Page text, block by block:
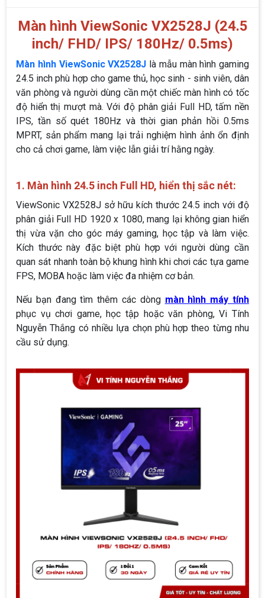
Màn hình ViewSonic VX2528J (24.5
inch/ FHD/ IPS/ 180Hz/ 0.5ms)
Màn hình ViewSonic VX2528J là mẫu màn hình gaming
24.5 inch phù hợp cho game thủ, học sinh - sinh viên, dân
văn phòng và người dùng cần một chiếc màn hình có tốc
độ hiển thị mượt mà. Với độ phân giải Full HD, tấm nền
IPS, tần số quét 180Hz và thời gian phản hồi 0.5ms
MPRT, sản phẩm mang lại trải nghiệm hình ảnh ổn định
cho cả chơi game, làm việc lẫn giải trí hằng ngày.
1. Màn hình 24.5 inch Full HD, hiển thị sắc nét:
ViewSonic VX2528J sở hữu kích thước 24.5 inch với độ
phân giải Full HD 1920 x 1080, mang lại không gian hiển
thị vừa vặn cho góc máy gaming, học tập và làm việc.
Kích thước này đặc biệt phù hợp với người dùng cần
quan sát nhanh toàn bộ khung hình khi chơi các tựa game
FPS, MOBA hoặc làm việc đa nhiệm cơ bản.
Nếu bạn đang tìm thêm các dòng màn hình máy tính
phục vụ chơi game, học tập hoặc văn phòng, Vi Tính
Nguyễn Thắng có nhiều lựa chọn phù hợp theo từng nhu
cầu sử dụng.